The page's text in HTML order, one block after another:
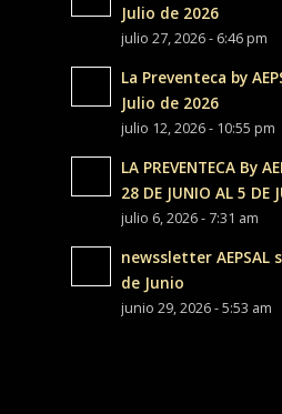
Julio de 2026
julio 27, 2026 - 6:46 pm
La Preventeca by
Julio de 2026
julio 12, 2026 - 10:55 pm
LA PREVENTECA By
28 DE JUNIO AL 5 DE
julio 6, 2026 - 7:31 am
newssletter AEPSAL
de Junio
junio 29, 2026 - 5:53 am